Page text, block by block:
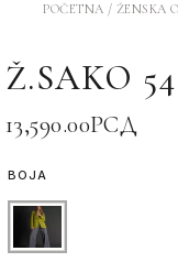
POČETNA / ŽENSKA
Ž.SAKO
13,590.00РСД
BOJA